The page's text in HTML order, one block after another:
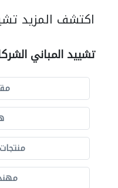
اكتشف المزيد
تشييد المباني